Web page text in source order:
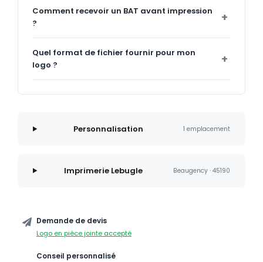
Comment recevoir un BAT avant impression
?
Quel format de fichier fournir pour mon
logo ?
Personnalisation 1 emplacement
Imprimerie Lebugle Beaugency · 45190
Demande de devis
Logo en pièce jointe accepté
Conseil personnalisé